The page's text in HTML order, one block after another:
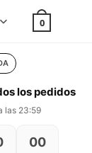
0
los pedidos
las 23:59
00